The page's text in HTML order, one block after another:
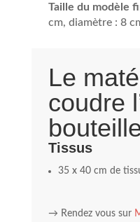
Taille du modèle
cm, diamètre : 8
Le
coudre
Tissus
35 x 40 cm de
→ Rendez vous sur